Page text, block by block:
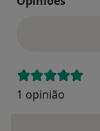
1 opinião